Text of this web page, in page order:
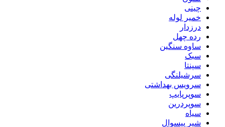
چینی
خمیر لوله
درزدار
رده چهل
ساوه سنگین
سبک
سپنتا
سرشیلنگی
سرویس بهداشتی
سوپرپایپ
سوپردرین
سیاه
شیر پیسوال